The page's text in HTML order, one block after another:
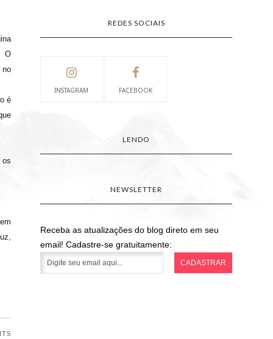
O
no
é
REDES SOCIAIS
INSTAGRAM FACEBOOK
LENDO
NEWSLETTER
Receba as atualizações do blog direto em seu
email! Cadastre-se gratuitamente: